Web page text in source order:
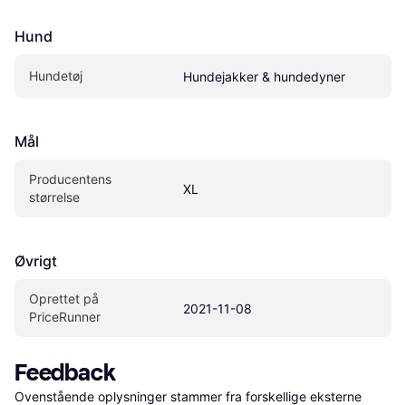
Hund
Hundetøj Hundejakker & hundedyner
Mål
Producentens
størrelse
XL
Øvrigt
Oprettet på
PriceRunner
2021-11-08
Feedback
Ovenstående oplysninger stammer fra forskellige eksterne